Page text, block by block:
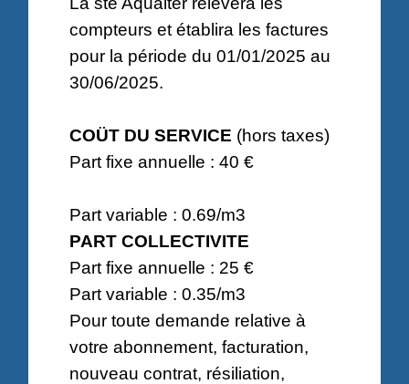
compteurs et établira les factures
pour la période du 01/01/2025 au
30/06/2025.
COÜT DU SERVICE (hors taxes)
Part fixe annuelle : 40 €
Part variable : 0.69/m3
PART COLLECTIVITE
Part fixe annuelle : 25 €
Part variable : 0.35/m3
Pour toute demande relative à
votre abonnement, facturation,
nouveau contrat, résiliation,